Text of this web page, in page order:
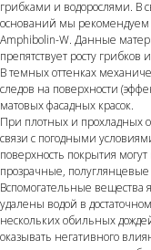
грибками и водорослями. В
оснований мы
Amphibolin-W. Данные
препятствует росту
В темных оттенках
следов на поверхности
матовых фасадных красок.
При плотных и прохладных
связи с погодными
поверхность покрытия
прозрачные,
Вспомогательные вещества
удалены водой в
нескольких обильных
оказывать негативного